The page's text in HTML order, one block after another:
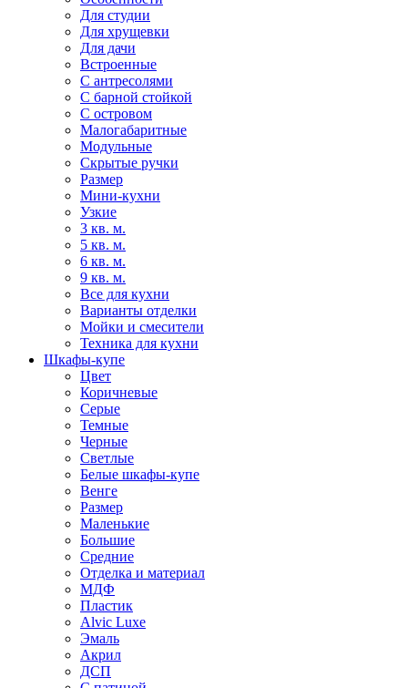
Для студии
Для хрущевки
Для дачи
Встроенные
С антресолями
С барной стойкой
С островом
Малогабаритные
Модульные
Скрытые ручки
Размер
Мини-кухни
Узкие
3 кв. м.
5 кв. м.
6 кв. м.
9 кв. м.
Все для кухни
Варианты отделки
Мойки и смесители
Техника для кухни
Шкафы-купе
Цвет
Коричневые
Серые
Темные
Черные
Светлые
Белые шкафы-купе
Венге
Размер
Маленькие
Большие
Средние
Отделка и материал
МДФ
Пластик
Alvic Luxe
Эмаль
Акрил
ДСП